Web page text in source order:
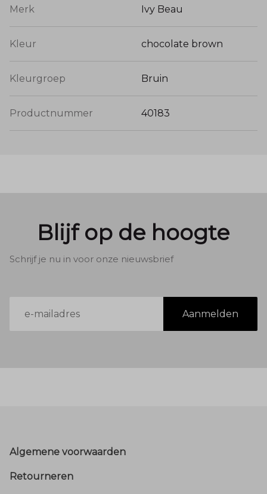
Merk Ivy Beau
Kleur chocolate brown
Kleurgroep Bruin
Productnummer 40183
Blijf op de hoogte
Schrijf je nu in voor onze nieuwsbrief
mailadres
Aanmelden
Footer
Algemene voorwaarden
Retourneren